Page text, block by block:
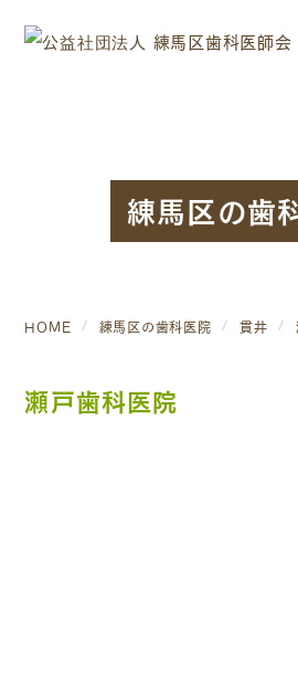
練馬区の歯
HOME 練馬区の歯科医院 貫井
瀬戸歯科医院